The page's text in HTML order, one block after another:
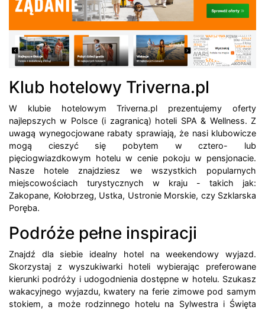
Klub hotelowy Triverna.pl
W klubie hotelowym Triverna.pl prezentujemy oferty
najlepszych w Polsce (i zagranicą) hoteli SPA & Wellness. Z
uwagą wynegocjowane rabaty sprawiają, że nasi klubowicze
mogą cieszyć się pobytem w cztero- lub
pięciogwiazdkowym hotelu w cenie pokoju w pensjonacie.
Nasze hotele znajdziesz we wszystkich popularnych
miejscowościach turystycznych w kraju - takich jak:
Zakopane, Kołobrzeg, Ustka, Ustronie Morskie, czy Szklarska
Poręba.
Podróże pełne inspiracji
Znajdź dla siebie idealny hotel na weekendowy wyjazd.
Skorzystaj z wyszukiwarki hoteli wybierając preferowane
kierunki podróży i udogodnienia dostępne w hotelu. Szukasz
wakacyjnego wyjazdu, kwatery na ferie zimowe pod samym
stokiem, a może rodzinnego hotelu na Sylwestra i Święta